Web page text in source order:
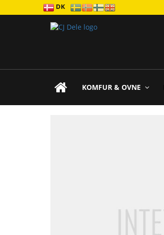
DK
KOMFUR & OVNE